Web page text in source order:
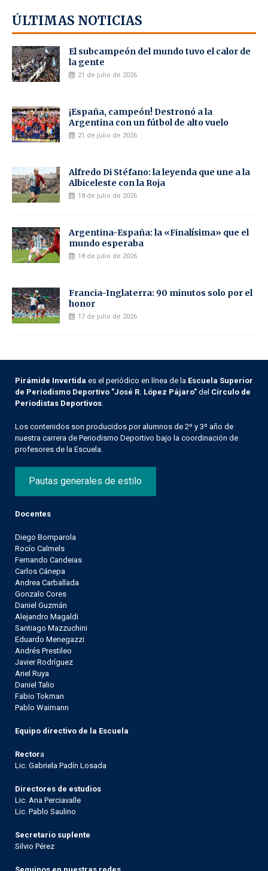
ÚLTIMAS NOTICIAS
El subcampeón del mundo tuvo el calor de
la gente
21 de julio de 2026
¡España, campeón! Destronó a la
Argentina con un fútbol de alto vuelo
21 de julio de 2026
Alfredo Di Stéfano: la leyenda que une a la
Albiceleste con la Roja
18 de julio de 2026
Argentina-España: la «Finalísima» que el
mundo esperaba
18 de julio de 2026
Francia-Inglaterra: 90 minutos solo por el
honor
17 de julio de 2026
Pirámide Invertida es el periódico en línea de la Escuela Superior
de Periodismo Deportivo "José R. López Pájaro" del Círculo de
Periodistas Deportivos
Los contenidos son producidos por alumnos de 2º y 3º año de
nuestra carrera de Periodismo Deportivo bajo la coordinación de
profesores de la Escuela.
Pautas generales de estilo
Docentes
Diego Bomparola
Rocío Calmels
Fernando Candeias
Carlos Cánepa
Andrea Carballada
Gonzalo Cores
Daniel Guzmán
Alejandro Magaldi
Santiago Mazzuchini
Eduardo Menegazzi
Andrés Prestileo
Javier Rodríguez
Ariel Ruya
Daniel Talio
Fabio Tokman
Pablo Waimann
Equipo directivo de la Escuela
Rectora
Lic. Gabriela Padín Losada
Directores de estudios
Lic. Ana Perciavalle
Lic. Pablo Saulino
Secretario suplente
Silvio Pérez